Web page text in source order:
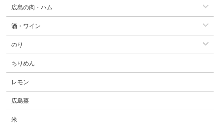
広島の肉・ハム
酒・ワイン
のり
ちりめん
レモン
広島菜
米